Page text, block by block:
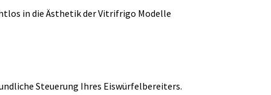
in die Ästhetik der Vitrifrigo Modelle
Steuerung Ihres Eiswürfelbereiters.